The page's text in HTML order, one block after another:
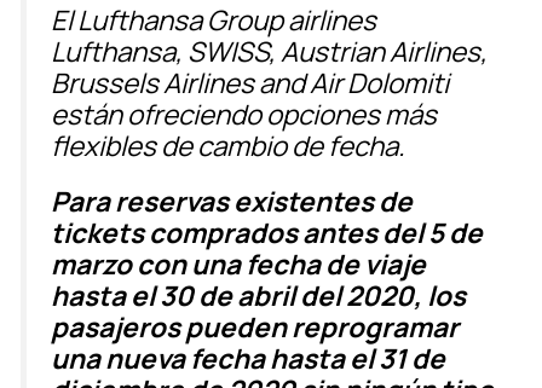
El Lufthansa Group airlines
Lufthansa, SWISS, Austrian Airlines,
Brussels Airlines and Air Dolomiti
están ofreciendo opciones más
flexibles de cambio de fecha.
Para reservas existentes de
tickets comprados antes del 5 de
marzo con una fecha de viaje
hasta el 30 de abril del 2020, los
pasajeros pueden reprogramar
una nueva fecha hasta el 31 de